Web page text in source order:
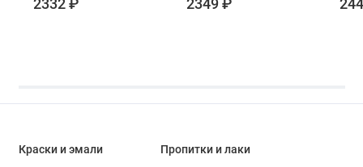
глубокого
2332 ₽ 2349 ₽
Краски и эмали Пропитки и лаки